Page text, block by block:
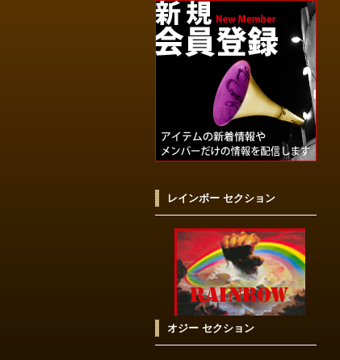
レインボー セクション
オジー セクション